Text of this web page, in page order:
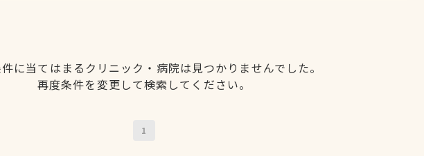
に当てはまるクリニック・病院は見つかりませんでした。
再度条件を変更して検索してください。
1